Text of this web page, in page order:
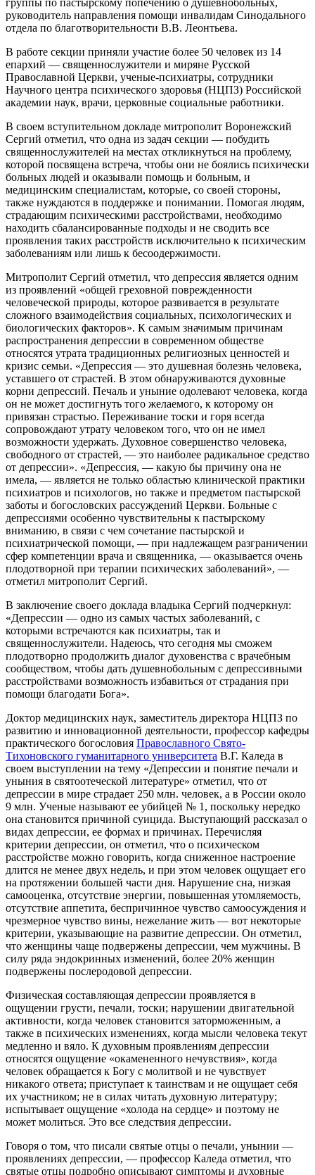
группы по пастырскому попечению о душевнобольных,
руководитель направления помощи инвалидам Синодального
отдела по благотворительности В.В. Леонтьева.
В работе секции приняли участие более 50 человек из 14
епархий — священнослужители и миряне Русской
Православной Церкви, ученые-психиатры, сотрудники
Научного центра психического здоровья (НЦПЗ) Российской
академии наук, врачи, церковные социальные работники.
В своем вступительном докладе митрополит Воронежский
Сергий отметил, что одна из задач секции — побудить
священнослужителей на местах откликнуться на проблему,
которой посвящена встреча, чтобы они не боялись психически
больных людей и оказывали помощь и больным, и
медицинским специалистам, которые, со своей стороны,
также нуждаются в поддержке и понимании. Помогая людям,
страдающим психическими расстройствами, необходимо
находить сбалансированные подходы и не сводить все
проявления таких расстройств исключительно к психическим
заболеваниям или лишь к бесоодержимости.
Митрополит Сергий отметил, что депрессия является одним
из проявлений «общей греховной поврежденности
человеческой природы, которое развивается в результате
сложного взаимодействия социальных, психологических и
биологических факторов». К самым значимым причинам
распространения депрессии в современном обществе
относятся утрата традиционных религиозных ценностей и
кризис семьи. «Депрессия — это душевная болезнь человека,
уставшего от страстей. В этом обнаруживаются духовные
корни депрессий. Печаль и уныние одолевают человека, когда
он не может достигнуть того желаемого, к которому он
привязан страстью. Переживание тоски и горя всегда
сопровождают утрату человеком того, что он не имел
возможности удержать. Духовное совершенство человека,
свободного от страстей, — это наиболее радикальное средство
от депрессии». «Депрессия, — какую бы причину она не
имела, — является не только областью клинической практики
психиатров и психологов, но также и предметом пастырской
заботы и богословских рассуждений Церкви. Больные с
депрессиями особенно чувствительны к пастырскому
вниманию, в связи с чем сочетание пастырской и
психиатрической помощи, — при надлежащем разграничении
сфер компетенции врача и священника, — оказывается очень
плодотворной при терапии психических заболеваний», —
отметил митрополит Сергий.
В заключение своего доклада владыка Сергий подчеркнул:
«Депрессии — одно из самых частых заболеваний, с
которыми встречаются как психиатры, так и
священнослужители. Надеюсь, что сегодня мы сможем
плодотворно продолжить диалог духовенства с врачебным
сообществом, чтобы дать душевнобольным с депрессивными
расстройствами возможность избавиться от страдания при
помощи благодати Бога».
Доктор медицинских наук, заместитель директора НЦПЗ по
развитию и инновационной деятельности, профессор кафедры
практического богословия Православного Свято-
Тихоновского гуманитарного университета В.Г. Каледа в
своем выступлении на тему «Депрессии и понятие печали и
уныния в святоотеческой литературе» отметил, что от
депрессии в мире страдает 250 млн. человек, а в России около
9 млн. Ученые называют ее убийцей № 1, поскольку нередко
она становится причиной суицида. Выступающий рассказал о
видах депрессии, ее формах и причинах. Перечисляя
критерии депрессии, он отметил, что о психическом
расстройстве можно говорить, когда сниженное настроение
длится не менее двух недель, и при этом человек ощущает его
на протяжении большей части дня. Нарушение сна, низкая
самооценка, отсутствие энергии, повышенная утомляемость,
отсутствие аппетита, беспричинное чувство самоосуждения и
чрезмерное чувство вины, нежелание жить — вот некоторые
критерии, указывающие на развитие депрессии. Он отметил,
что женщины чаще подвержены депрессии, чем мужчины. В
силу ряда эндокринных изменений, более 20% женщин
подвержены послеродовой депрессии.
Физическая составляющая депрессии проявляется в
ощущении грусти, печали, тоски; нарушении двигательной
активности, когда человек становится заторможенным, а
также в психических изменениях, когда мысли человека текут
медленно и вяло. К духовным проявлениям депрессии
относятся ощущение «окамененного нечувствия», когда
человек обращается к Богу с молитвой и не чувствует
никакого ответа; приступает к таинствам и не ощущает себя
их участником; не в силах читать духовную литературу;
испытывает ощущение «холода на сердце» и поэтому не
может молиться. Это все следствия депрессии.
Говоря о том, что писали святые отцы о печали, унынии —
проявлениях депрессии, — профессор Каледа отметил, что
святые отцы подробно описывают симптомы и духовные